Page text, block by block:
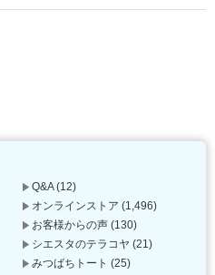
Q&A(12)
オンラインストア (1,496)
お客様からの声 (130)
シエスタのテラコヤ (21)
みつばちトート (25)